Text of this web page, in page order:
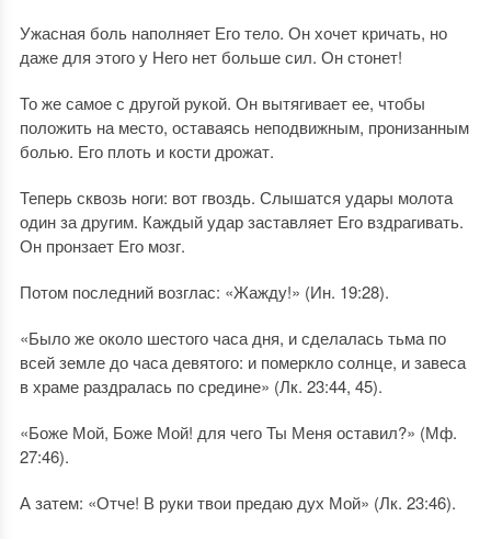
Ужасная боль наполняет Его тело. Он хочет кричать, но
даже для этого у Него нет больше сил. Он стонет!
То же самое с другой рукой. Он вытягивает ее, чтобы
положить на место, оставаясь неподвижным, пронизанным
болью. Его плоть и кости дрожат.
Теперь сквозь ноги: вот гвоздь. Слышатся удары молота
один за другим. Каждый удар заставляет Его вздрагивать.
Он пронзает Его мозг.
Потом последний возглас: «Жажду!» (Ин. 19:28).
«Было же около шестого часа дня, и сделалась тьма по
всей земле до часа девятого: и померкло солнце, и завеса
в храме раздралась по средине» (Лк. 23:44, 45).
«Боже Мой, Боже Мой! для чего Ты Меня оставил?» (Мф.
27:46).
А затем: «Отче! В руки твои предаю дух Мой» (Лк. 23:46).